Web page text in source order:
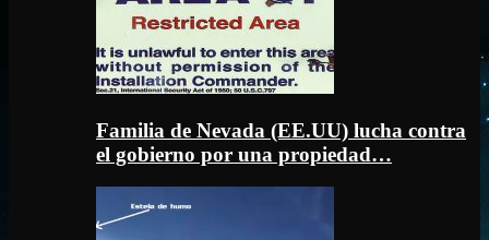
Familia de Nevada (EE.UU) lucha contra
el gobierno por una propiedad…